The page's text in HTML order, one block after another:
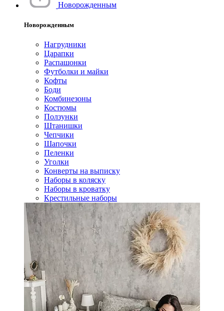
Новорожденным
Новорожденным
Нагрудники
Царапки
Распашонки
Футболки и майки
Кофты
Боди
Комбинезоны
Костюмы
Ползунки
Штанишки
Чепчики
Шапочки
Пеленки
Уголки
Конверты на выписку
Наборы в коляску
Наборы в кроватку
Крестильные наборы